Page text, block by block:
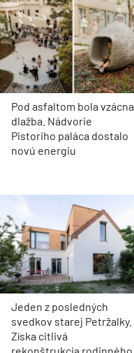
Pod asfaltom bola vzácna
dlažba. Nádvorie
Pistoriho paláca dostalo
novú energiu
Jeden z posledných
svedkov starej Petržalky.
Získa citlivá